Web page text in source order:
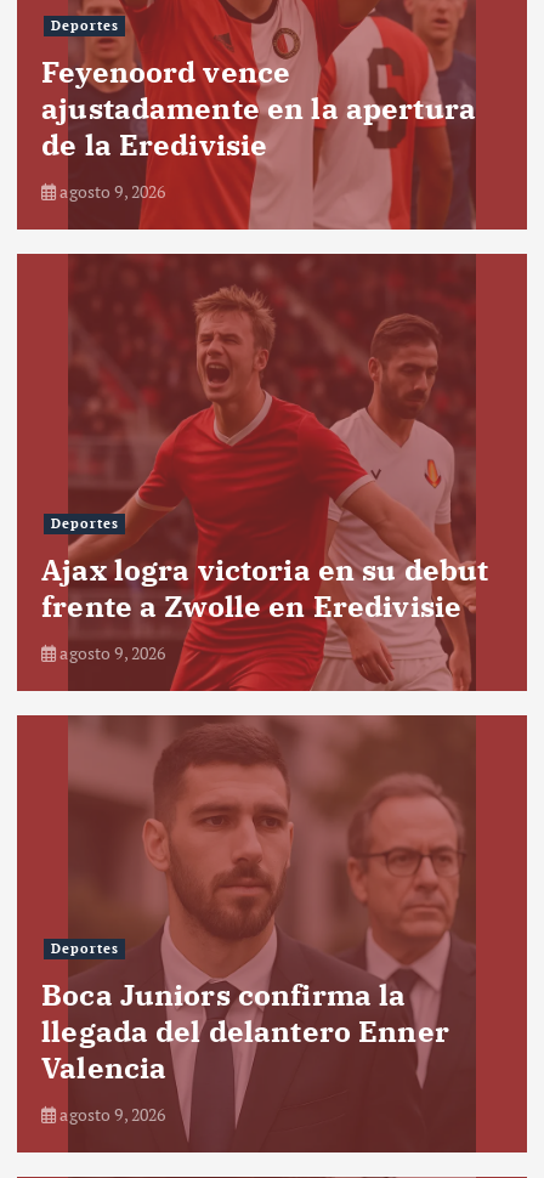
Deportes
Feyenoord vence
ajustadamente en la apertura
de la Eredivisie
agosto 9, 2026
Deportes
Ajax logra victoria en su debut
frente a Zwolle en Eredivisie
agosto 9, 2026
Deportes
Boca Juniors confirma la
llegada del delantero Enner
Valencia
agosto 9, 2026